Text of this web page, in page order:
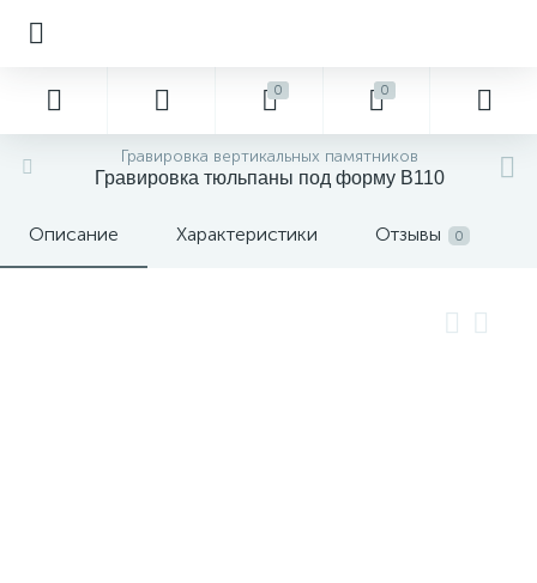
0 0
Гравировка вертикальных памятников
Гравировка тюльпаны под форму В110
Описание Характеристики Отзывы 0